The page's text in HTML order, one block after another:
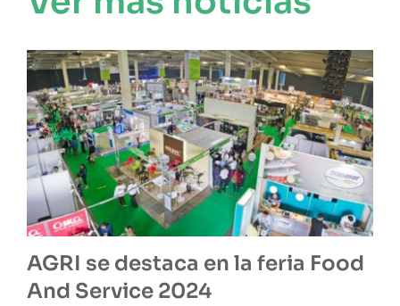
AGRI se destaca en la feria Food
And Service 2024